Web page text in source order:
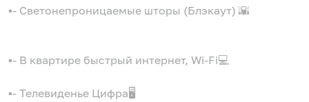
▪️- Светонепроницаемые шторы (Блэкаут) 🌇
▪️- В квартире быстрый интернет, Wi-Fi💻
▪️- Телевиденье Цифра🖥